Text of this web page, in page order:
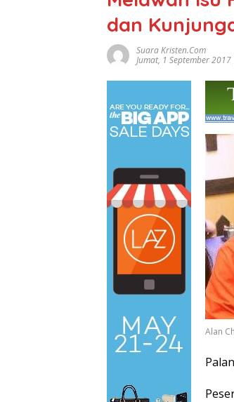
dan
Suara Kristen.com
Jumat, 1 September
Alan